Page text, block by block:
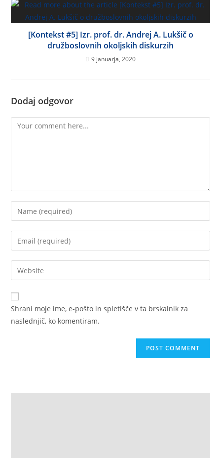
[Kontekst #5] Izr. prof. dr. Andrej A. Lukšič o
družboslovnih okoljskih diskurzih
9 januarja, 2020
Dodaj odgovor
Shrani moje ime, e-pošto in spletišče v ta brskalnik za
naslednjič, ko komentiram.